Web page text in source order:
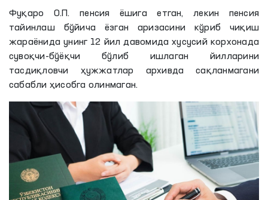
Фуқаро О.П. пенсия ёшига етган, лекин пенсия
тайинлаш бўйича ёзган аризасини кўриб чиқиш
жараёнида унинг 12 йил давомида хусусий корхонада
сувоқчи-бўёқчи бўлиб ишлаган йилларини
тасдиқловчи ҳужжатлар архивда сақланмагани
сабабли ҳисобга олинмаган.